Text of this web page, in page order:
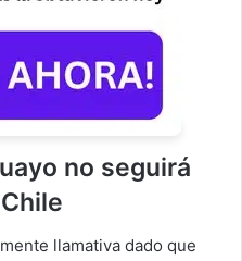
no seguirá
llamativa dado que